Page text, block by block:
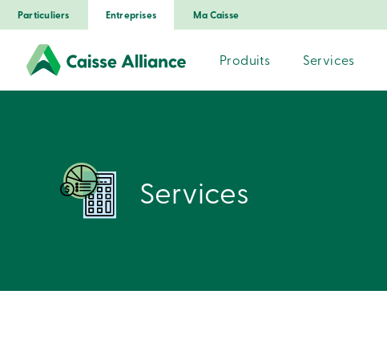
Particuliers Entreprises
Produits Services
Ma Caisse
Services